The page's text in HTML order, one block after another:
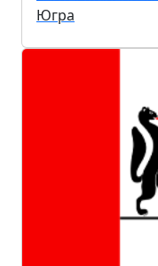
Югра